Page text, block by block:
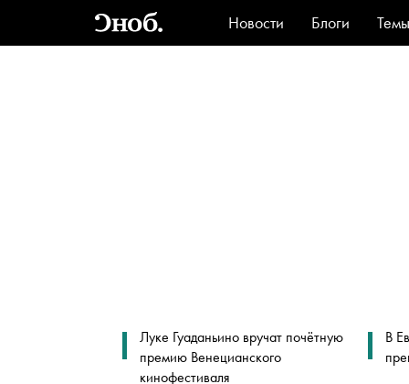
Новости Блоги
Темы
Стиль
Луке Гуаданьино вручат почётную
премию Венецианского
кинофестиваля
В